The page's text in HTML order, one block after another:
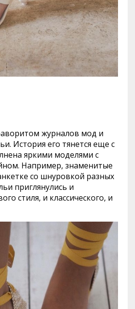
журналов мод и
История его тянется еще с
яркими моделями с
Например, знаменитые
со шнуровкой разных
приглянулись и
стиля, и классического, и